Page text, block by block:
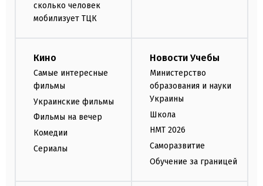
сколько человек
мобилизует ТЦК
Кино
Самые интересные
фильмы
Украинские фильмы
Фильмы на вечер
Комедии
Сериалы
Новости Учебы
Министерство
образования и науки
Украины
Школа
НМТ 2026
Саморазвитие
Обучение за границей